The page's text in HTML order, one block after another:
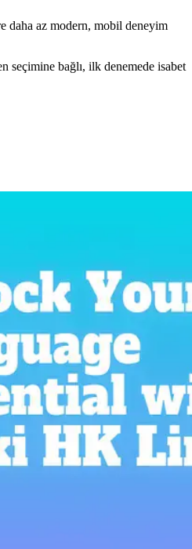
daha az modern, mobil deneyim
seçimine bağlı, ilk denemede isabet